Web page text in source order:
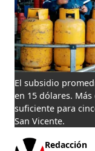
El subsidio
en 15 dólares.
suficiente para
San Vicente.
Redacción